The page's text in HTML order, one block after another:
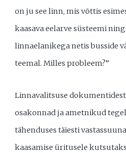
on ju see linn, mis võttis
kaasava eelarve süsteemi
linnaelanikega netis busside
teemal. Milles probleem?”
Linnavalitsuse
osakonnad ja ametnikud
tähenduses täiesti
kaasamise üritusele